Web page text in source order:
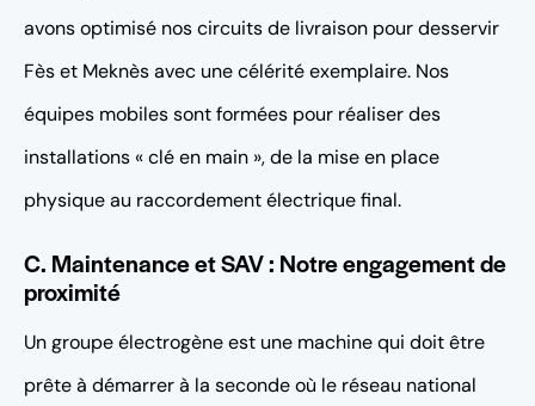
avons optimisé nos circuits de livraison pour desservir
Fès et Meknès avec une célérité exemplaire. Nos
équipes mobiles sont formées pour réaliser des
installations « clé en main », de la mise en place
physique au raccordement électrique final.
C. Maintenance et SAV : Notre engagement de
proximité
Un groupe électrogène est une machine qui doit être
prête à démarrer à la seconde où le réseau national